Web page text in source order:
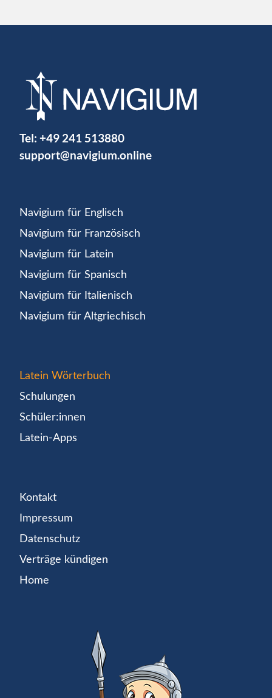
Tel: +49 241 513880
support@navigium.online
Navigium für Englisch
Navigium für Französisch
Navigium für Latein
Navigium für Spanisch
Navigium für Italienisch
Navigium für Altgriechisch
Latein Wörterbuch
Schulungen
Schüler:innen
Latein-Apps
Kontakt
Impressum
Datenschutz
Verträge kündigen
Home